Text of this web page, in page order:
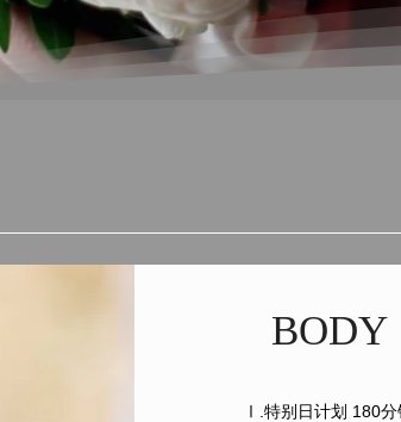
BODY
Ⅰ.特别日计划 180